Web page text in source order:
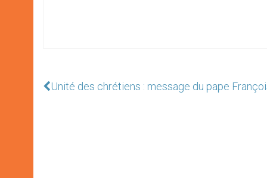
Unité des chrétiens : message du pape